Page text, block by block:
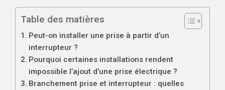
Table des matières
Peut-on installer une prise à partir d’un
interrupteur ?
Pourquoi certaines installations rendent
impossible l’ajout d’une prise électrique ?
Branchement prise et interrupteur : quelles